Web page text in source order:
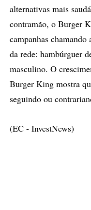
alternativas mais
contramão, o Burger
campanhas
da rede: hambúrguer
masculino. O
Burger King mostra
seguindo ou
(EC - InvestNews)